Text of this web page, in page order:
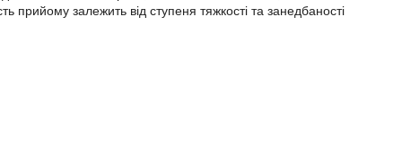
прийому залежить від ступеня тяжкості та занедбаності